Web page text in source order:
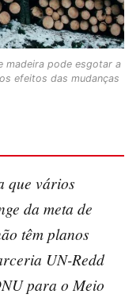
madeira pode esgotar a
efeitos das mudanças
que vários
da meta de
têm planos
UN-Redd
para o Meio